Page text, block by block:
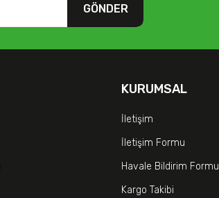
GÖNDER
KURUMSAL
İletişim
İletişim Formu
Havale Bildirim Formu
Kargo Takibi